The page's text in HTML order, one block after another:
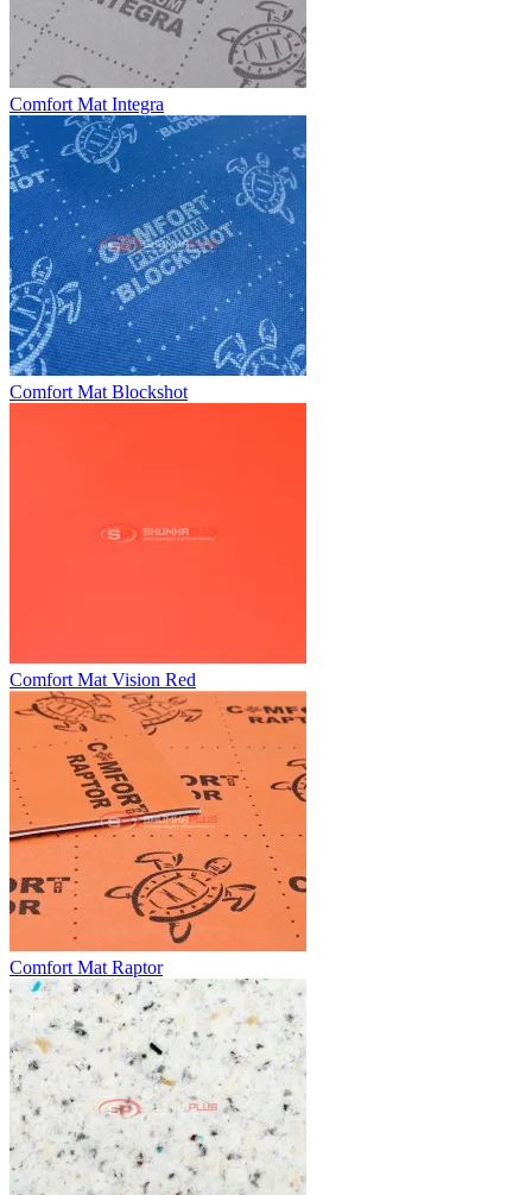
Comfort Mat Integra
Comfort Mat Blockshot
Comfort Mat Vision Red
Comfort Mat Raptor